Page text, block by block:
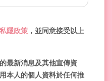
隱政策 ，並同意接受以上
最新消息及其他宣傳資
本人的個人資料於任何推